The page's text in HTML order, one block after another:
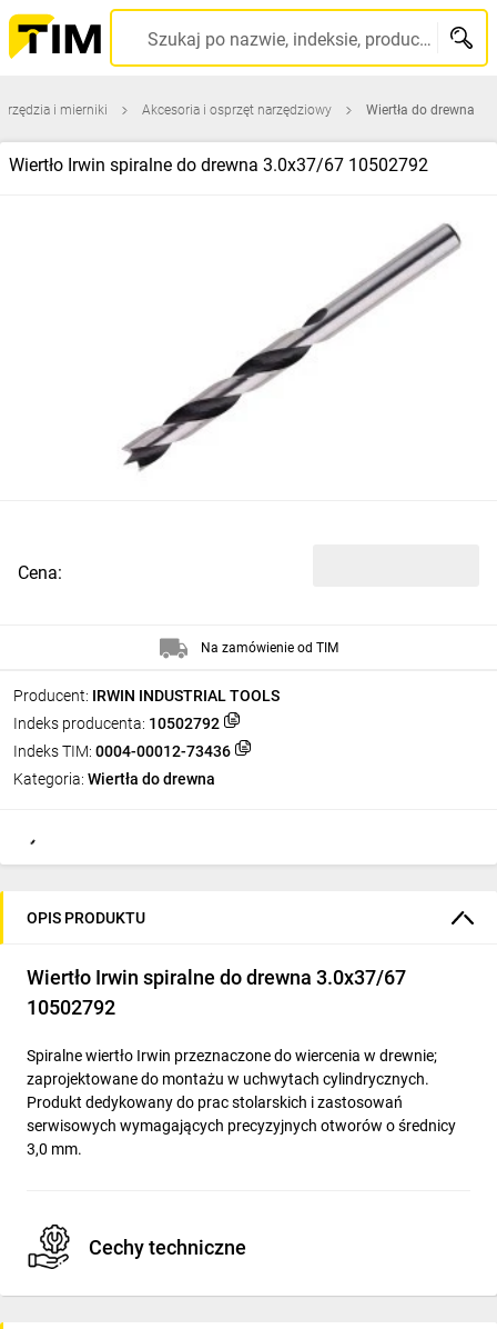
Szukaj po nazwie, indeksie, producencie, kodzie kreskowym...
i mierniki Akcesoria i osprzęt narzędziowy Wiertła do drewna
Wiertło Irwin spiralne do drewna 3.0x37/67 10502792
Producent: IRWIN INDUSTRIAL TOOLS
Indeks producenta: 10502792
Indeks TIM: 0004-00012-73436
Kategoria: Wiertła do drewna
Cena:
Na zamówienie od TIM
OPIS PRODUKTU
Wiertło Irwin spiralne do drewna 3.0x37/67
10502792
Spiralne wiertło Irwin przeznaczone do wiercenia w drewnie;
zaprojektowane do montażu w uchwytach cylindrycznych.
Produkt dedykowany do prac stolarskich i zastosowań
serwisowych wymagających precyzyjnych otworów o średnicy
3,0 mm.
Cechy techniczne
Średnica: 3,0 mm